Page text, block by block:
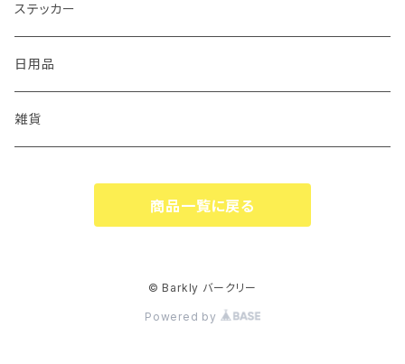
ステッカー
日用品
雑貨
商品一覧に戻る
© Barkly バークリー
Powered by